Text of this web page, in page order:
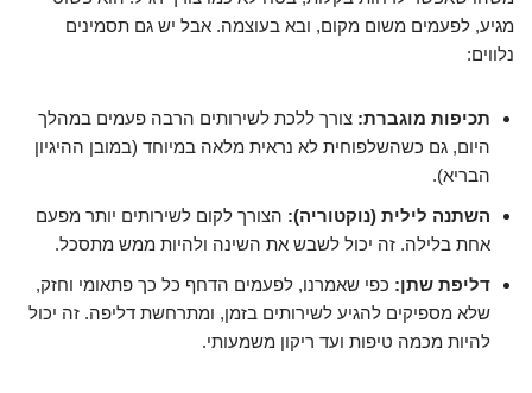
מגיע, לפעמים משום מקום, ובא בעוצמה. אבל יש גם תסמינים
נלווים:
תכיפות מוגברת: צורך ללכת לשירותים הרבה פעמים במהלך
היום, גם כשהשלפוחית לא נראית מלאה במיוחד (במובן ההיגיון
הבריא).
השתנה לילית (נוקטוריה): הצורך לקום לשירותים יותר מפעם
אחת בלילה. זה יכול לשבש את השינה ולהיות ממש מתסכל.
דליפת שתן: כפי שאמרנו, לפעמים הדחף כל כך פתאומי וחזק,
שלא מספיקים להגיע לשירותים בזמן, ומתרחשת דליפה. זה יכול
להיות מכמה טיפות ועד ריקון משמעותי.